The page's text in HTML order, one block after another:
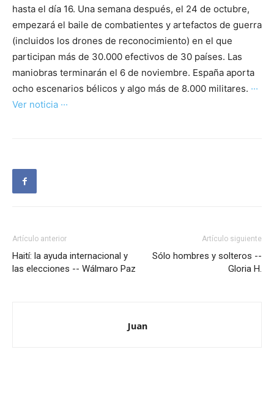
hasta el día 16. Una semana después, el 24 de octubre,
empezará el baile de combatientes y artefactos de guerra
(incluidos los drones de reconocimiento) en el que
participan más de 30.000 efectivos de 30 países. Las
maniobras terminarán el 6 de noviembre. España aporta
ocho escenarios bélicos y algo más de 8.000 militares. ···
Ver noticia ···
Artículo anterior
Haití: la ayuda internacional y
las elecciones -- Wálmaro Paz
Artículo siguiente
Sólo hombres y solteros --
Gloria H.
Juan